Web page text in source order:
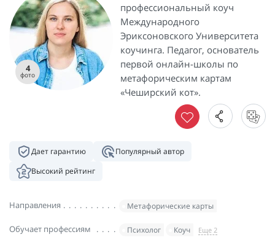
4
фото
профессиональный коуч
Международного
Эриксоновского Университета
коучинга. Педагог, основатель
первой онлайн-школы по
метафорическим картам
«Чеширский кот».
Дает гарантию
Популярный автор
Высокий рейтинг
Направления Метафорические карты
Обучает профессиям Психолог Коуч Еще 2